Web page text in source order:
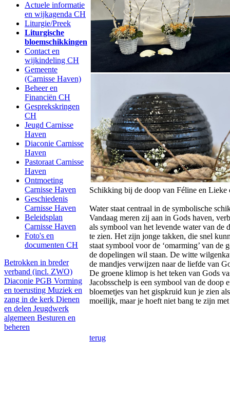
Actuele informatie
en wijkagenda CH
Liturgie/Preek
Liturgische
bloemschikkingen
Contact en
wijkindeling CH
Gemeente
(Carnisse Haven)
Beheer en
Financiën CH
Gesprekskringen
CH
Jeugd Carnisse
Haven
Diaconie Carnisse
Haven
Pastoraat Carnisse
Haven
Ontmoeting
Carnisse Haven
Geschiedenis
Carnisse Haven
Beleidsplan
Carnisse Haven
Foto's en
documenten CH
Betrokken in breder
verband (incl. ZWO)
Diaconie PGB Vorming
en toerusting Muziek en
zang in de kerk Dienen
en delen Jeugdwerk
algemeen Besturen en
beheren
Schikking bij de doop van Féline en Lieke
Water staat centraal in de symbolische
Vandaag meren zij aan in Gods haven,
als symbool van het levende water van de
te zien. Het zijn jonge takken, die snel
staat symbool voor de ‘omarming’ van de
de dopelingen wil staan. De witte
de mandjes verwijzen naar de liefde van
De groene klimop is het teken van Gods
Jacobsschelp is een symbool van de
bloemetjes van het gispkruid kun je zien
moeilijk, maar je hoeft niet bang te zijn
terug